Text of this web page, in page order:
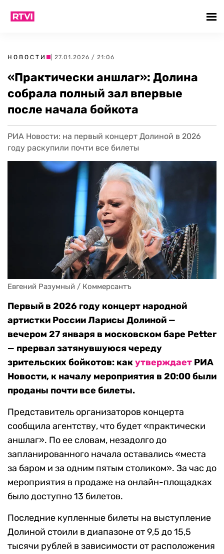
НОВОСТИ | 27.01.2026 / 21:06
«Практически аншлаг»: Долина
собрала полный зал впервые
после начала бойкота
РИА Новости: на первый концерт Долиной в 2026
году раскупили почти все билеты
Евгений Разумный / Коммерсантъ
Первый в 2026 году концерт народной
артистки России Ларисы Долиной —
вечером 27 января в московском баре Petter
— прервал затянувшуюся череду
зрительских бойкотов: какутверждает РИА
Новости, к началу мероприятия в 20:00 были
проданы почти все билеты.
Представитель организаторов концерта
сообщила агентству, что будет «практически
аншлаг». По ее словам, незадолго до
запланированного начала оставались «места
за баром и за одним пятым столиком». За час до
мероприятия в продаже на онлайн-площадках
было доступно 13 билетов.
Последние купленные билеты на выступление
Долиной стоили в диапазоне от 9,5 до 15,5
тысячи рублей в зависимости от расположения